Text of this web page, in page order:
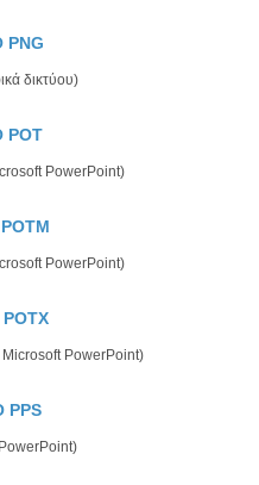
PNG
δικτύου)
POT
PowerPoint)
PowerPoint)
PowerPoint)
PPS